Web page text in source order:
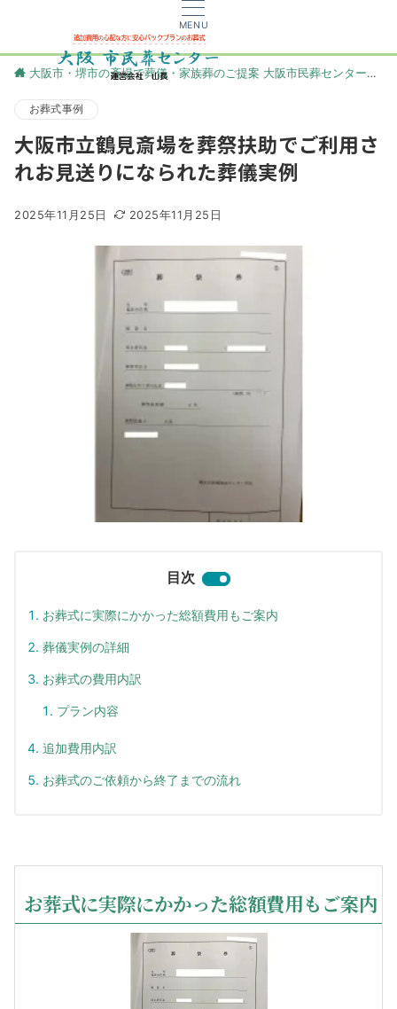
MENU
大阪市・堺市の斎場で葬儀・家族葬のご提案 大阪市民葬センター
お葬式事例
大阪市立鶴見斎場を葬祭扶助でご利用さ
れお見送りになられた葬儀実例
2025年11月25日 2025年11月25日
目次
お葬式に実際にかかった総額費用もご案内
葬儀実例の詳細
お葬式の費用内訳
プラン内容
追加費用内訳
お葬式のご依頼から終了までの流れ
お葬式に実際にかかった総額費用もご案内